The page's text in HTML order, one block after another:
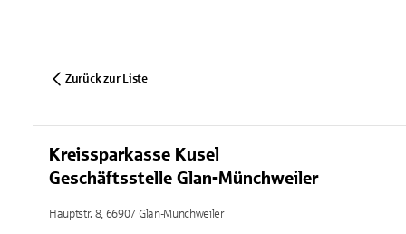
Zurück zur Liste
Kreissparkasse Kusel
Geschäftsstelle Glan-Münchweiler
Hauptstr. 8, 66907 Glan-Münchweiler